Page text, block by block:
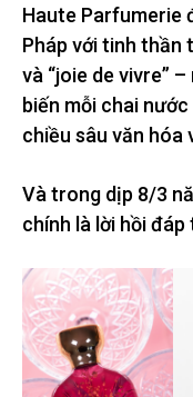
Haute Parfumerie
Pháp với tinh thần
và “joie de vivre”
biến mỗi chai
chiều sâu văn hóa
Và trong dịp 8/3
chính là lời hồi